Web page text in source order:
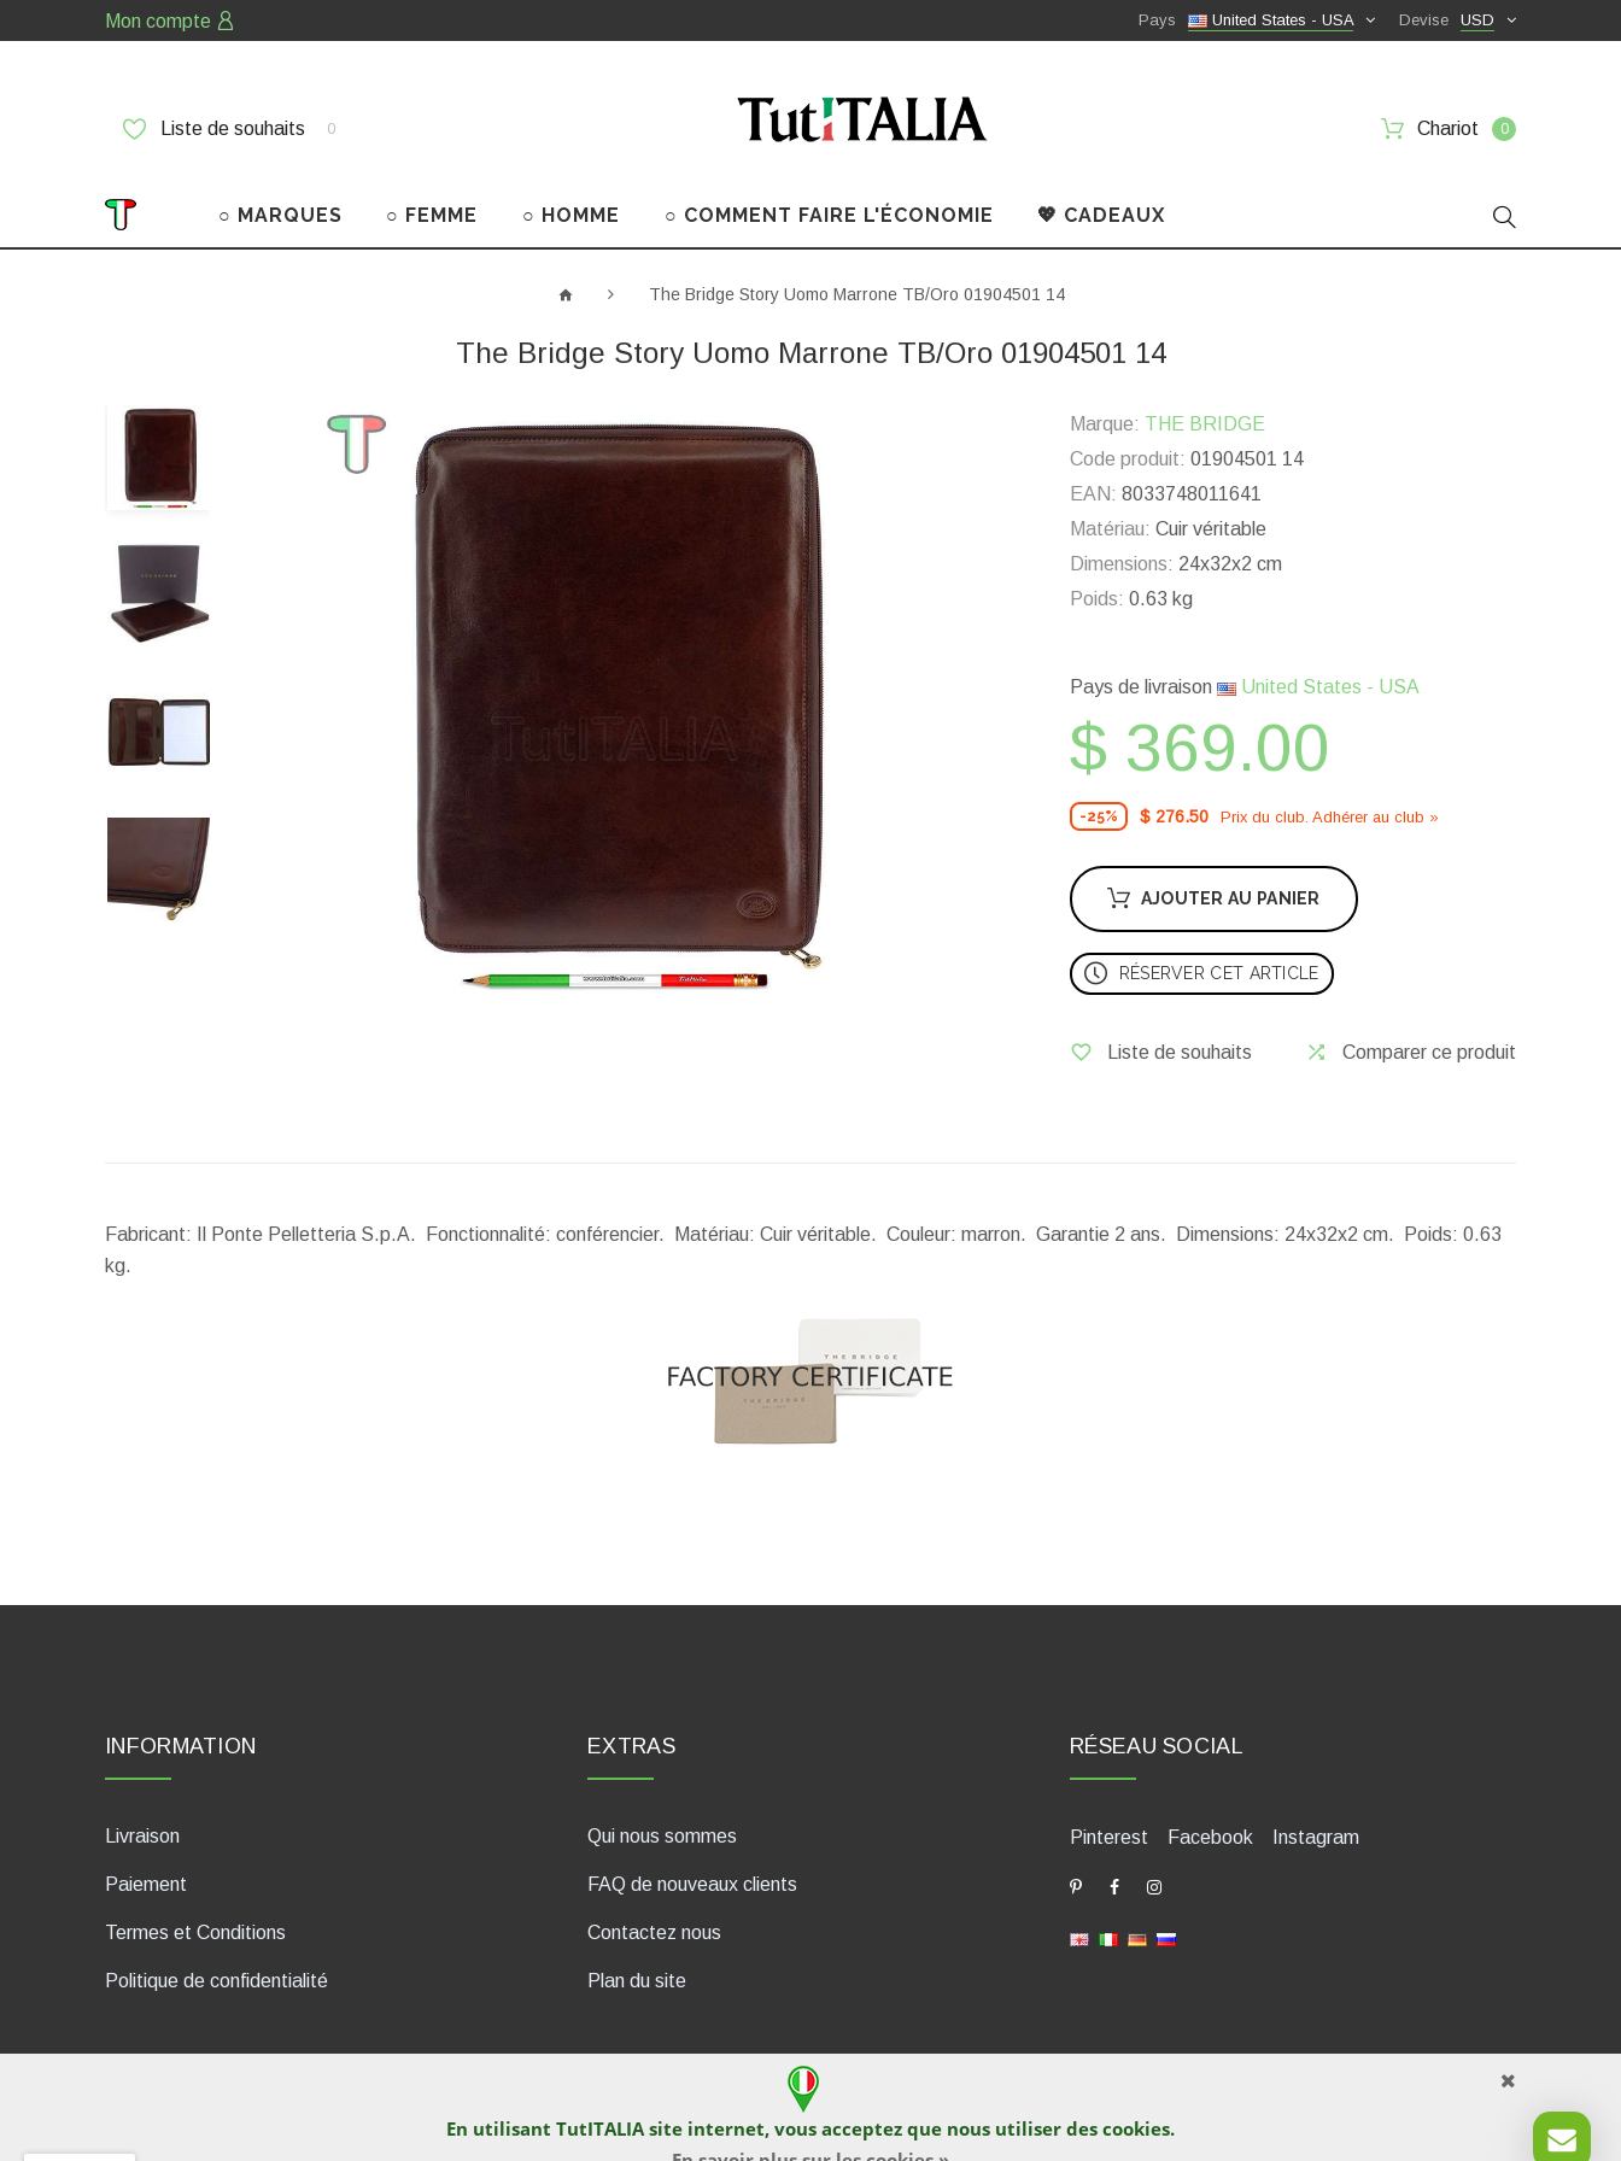
Mon compte USD
Devise
United States - USA
Pays
Liste de souhaits 0 Chariot 0
○ MARQUES ○ FEMME ○ HOMME ○ COMMENT FAIRE L'ÉCONOMIE 💖 CADEAUX
The Bridge Story Uomo Marrone TB/Oro 01904501 14
The Bridge Story Uomo Marrone TB/Oro 01904501 14
Marque: THE BRIDGE
Code produit: 01904501 14
EAN: 8033748011641
Matériau: Cuir véritable
Dimensions: 24x32x2 cm
Poids: 0.63 kg
Pays de livraison United States - USA
$ 369.00
-25% $ 276.50 Prix ​​du club. Adhérer au club »
AJOUTER AU PANIER
RÉSERVER CET ARTICLE
Liste de souhaits Comparer ce produit
Fabricant: Il Ponte Pelletteria S.p.A. Fonctionnalité: conférencier. Matériau: Cuir véritable. Couleur: marron. Garantie 2 ans. Dimensions: 24x32x2 cm. Poids: 0.63
kg.
En utilisant TutITALIA site internet, vous acceptez que nous utiliser des cookies.
INFORMATION
Livraison
Paiement
Termes et Conditions
Politique de confidentialité
EXTRAS
Qui nous sommes
FAQ de nouveaux clients
Contactez nous
Plan du site
RÉSEAU SOCIAL
Pinterest Facebook Instagram
dP Motion Media. Via La Piana 430, 47835 Saludecio (RN), Italia. Numero REA: RN410802. P.IVA: 04421580400. Tel +39 0541 1480041